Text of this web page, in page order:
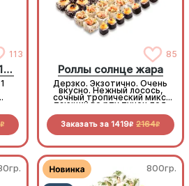
113
Летний беспредел 1 кг
R
85
Роллы солнце жара
Дерзко. Экзотично. Очень
вкусно. Нежный лосось,
сочный тропический микс,
тающий во рту тунец под
вкуса на максимуме!
Заказать за 1419R 2164R
800гр.